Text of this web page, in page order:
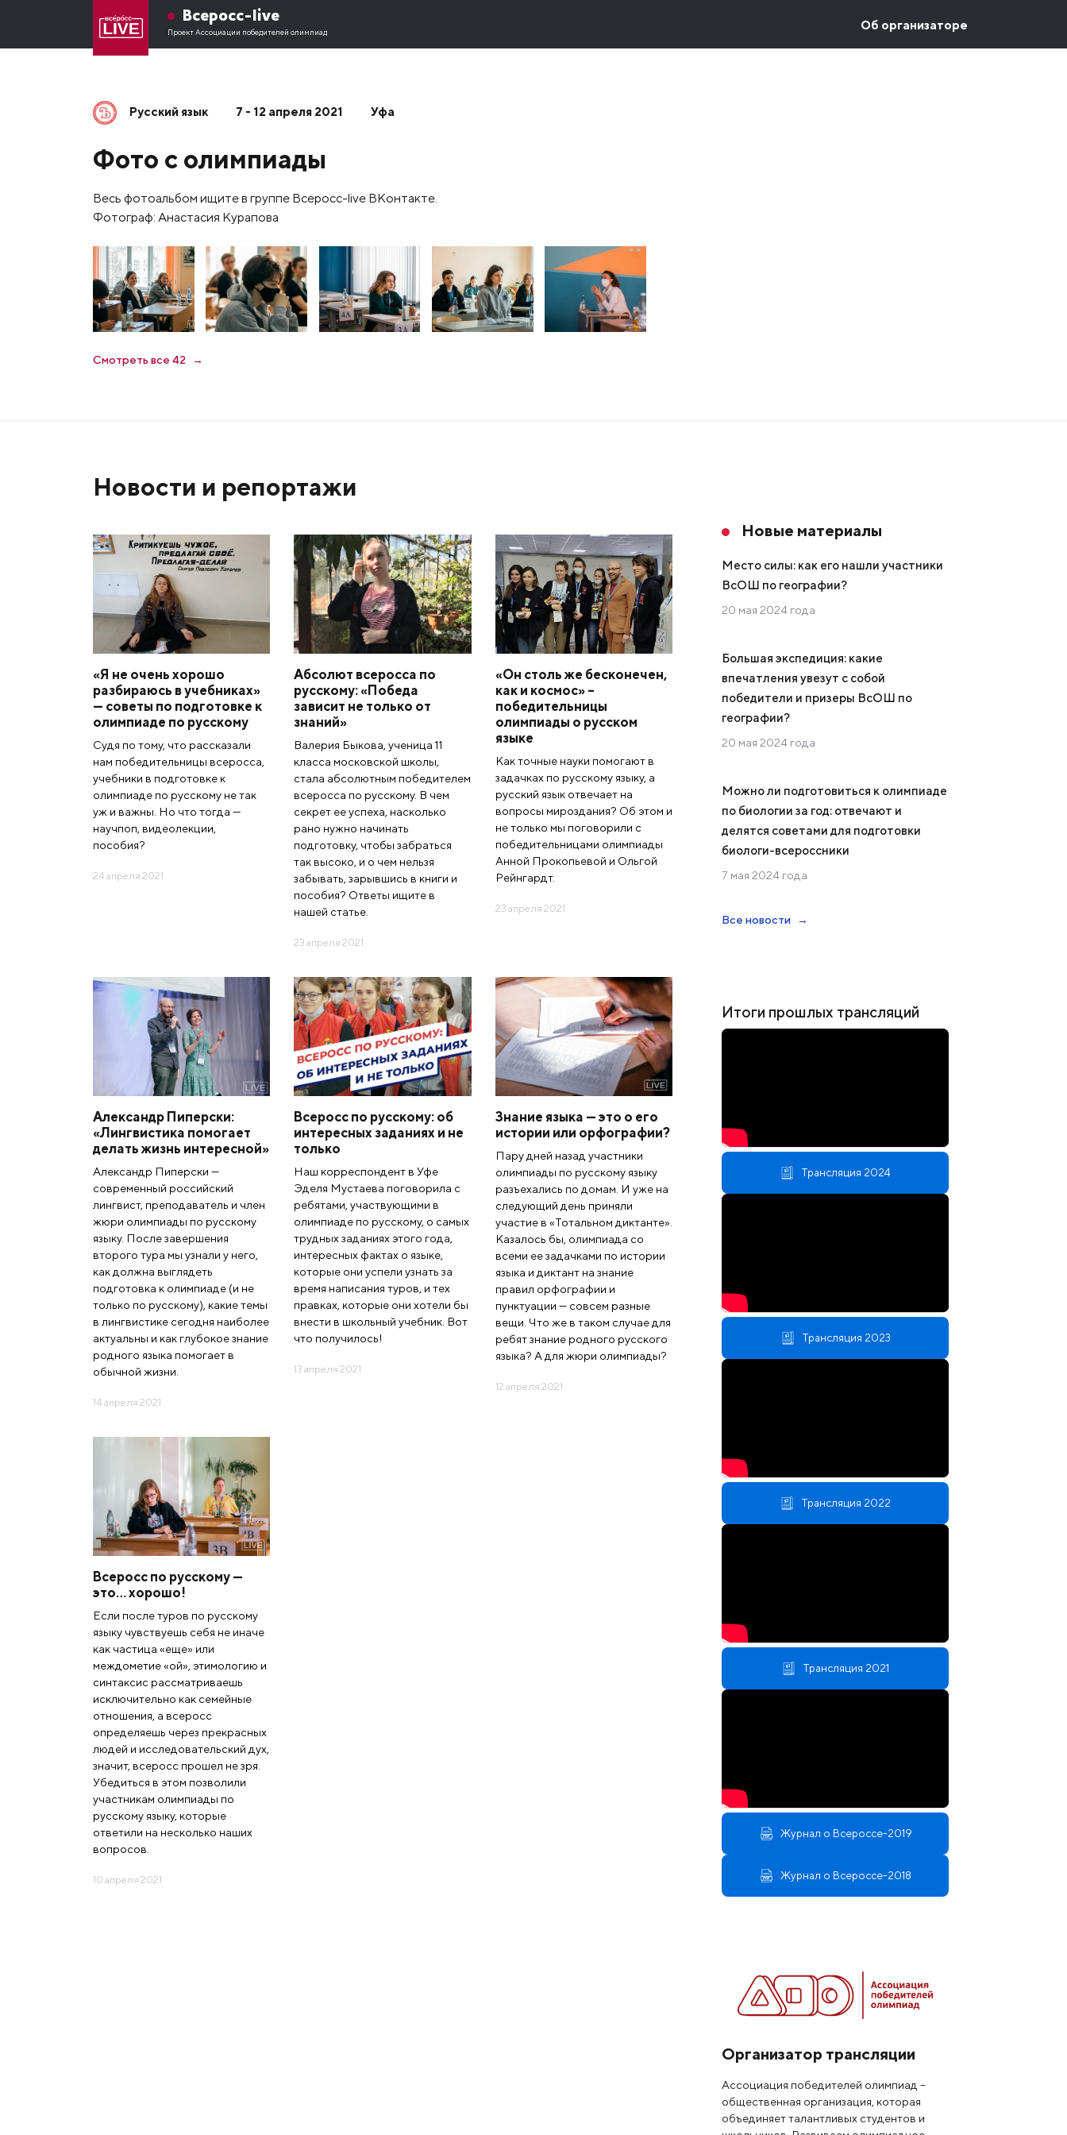
Всеросс-live
Проект Ассоциации победителей олимпиад
Об организаторе
Русский язык 7 - 12 апреля 2021 Уфа
Фото с олимпиады
Весь фотоальбом ищите в группе Всеросс-live ВКонтакте.
Фотограф: Анастасия Курапова
Смотреть все 42
Новости и репортажи
«Я не очень хорошо
разбираюсь в учебниках»
— советы по подготовке к
олимпиаде по русскому
Судя по тому, что рассказали
нам победительницы всеросса,
учебники в подготовке к
олимпиаде по русскому не так
уж и важны. Но что тогда —
научпоп, видеолекции,
пособия?
24 апреля 2021
Абсолют всеросса по
русскому: «Победа
зависит не только от
знаний»
Валерия Быкова, ученица 11
класса московской школы,
стала абсолютным победителем
всеросса по русскому. В чем
секрет ее успеха, насколько
рано нужно начинать
подготовку, чтобы забраться
так высоко, и о чем нельзя
забывать, зарывшись в книги и
пособия? Ответы ищите в
нашей статье.
23 апреля 2021
«Он столь же бесконечен,
как и космос» –
победительницы
олимпиады о русском
языке
Как точные науки помогают в
задачках по русскому языку, а
русский язык отвечает на
вопросы мироздания? Об этом и
не только мы поговорили с
победительницами олимпиады
Анной Прокопьевой и Ольгой
Рейнгардт.
23 апреля 2021
Александр Пиперски:
«Лингвистика помогает
делать жизнь интересной»
Александр Пиперски —
современный российский
лингвист, преподаватель и член
жюри олимпиады по русскому
языку. После завершения
второго тура мы узнали у него,
как должна выглядеть
подготовка к олимпиаде (и не
только по русскому), какие темы
в лингвистике сегодня наиболее
актуальны и как глубокое знание
родного языка помогает в
обычной жизни.
14 апреля 2021
Всеросс по русскому: об
интересных заданиях и не
только
Наш корреспондент в Уфе
Эделя Мустаева поговорила с
ребятами, участвующими в
олимпиаде по русскому, о самых
трудных заданиях этого года,
интересных фактах о языке,
которые они успели узнать за
время написания туров, и тех
правках, которые они хотели бы
внести в школьный учебник. Вот
что получилось!
13 апреля 2021
Знание языка — это о его
истории или орфографии?
Пару дней назад участники
олимпиады по русскому языку
разъехались по домам. И уже на
следующий день приняли
участие в «Тотальном диктанте».
Казалось бы, олимпиада со
всеми ее задачками по истории
языка и диктант на знание
правил орфографии и
пунктуации — совсем разные
вещи. Что же в таком случае для
ребят знание родного русского
языка? А для жюри олимпиады?
12 апреля 2021
Всеросс по русскому —
это… хорошо!
Если после туров по русскому
языку чувствуешь себя не иначе
как частица «еще» или
междометие «ой», этимологию и
синтаксис рассматриваешь
исключительно как семейные
отношения, а всеросс
определяешь через прекрасных
людей и исследовательский дух,
значит, всеросс прошел не зря.
Убедиться в этом позволили
участникам олимпиады по
русскому языку, которые
ответили на несколько наших
вопросов.
10 апреля 2021
Новые материалы
Место силы: как его нашли участники
ВсОШ по географии?
20 мая 2024 года
Большая экспедиция: какие
впечатления увезут с собой
победители и призеры ВсОШ по
географии?
20 мая 2024 года
Можно ли подготовиться к олимпиаде
по биологии за год: отвечают и
делятся советами для подготовки
биологи-всероссники
7 мая 2024 года
Все новости
Итоги прошлых трансляций
Трансляция 2024
Трансляция 2023
Трансляция 2022
Трансляция 2021
Журнал о Всероссе-2019
Журнал о Всероссе-2018
Организатор трансляции
Ассоциация победителей олимпиад –
общественная организация, которая
объединяет талантливых студентов и